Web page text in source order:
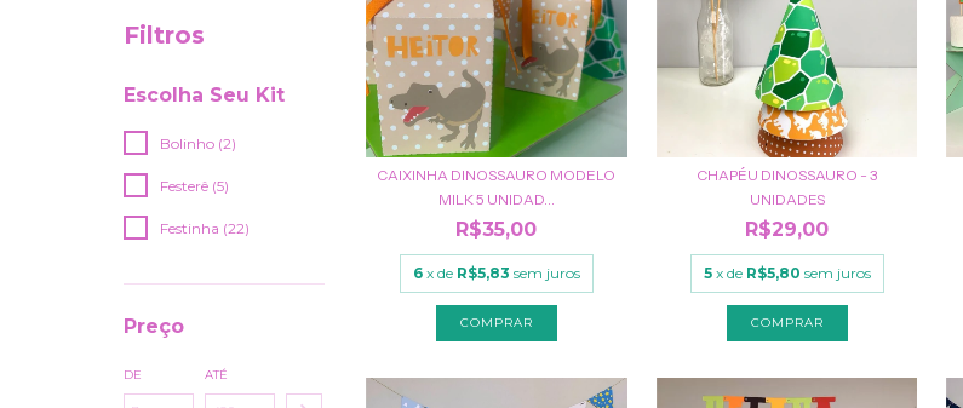
Filtros
Escolha Seu Kit
Bolinho (2)
Festerê (5)
Festinha (22)
Preço
DE ATÉ
CAIXINHA DINOSSAURO MODELO
MILK 5 UNIDAD...
R$35,00
6 x de R$5,83 sem juros
CHAPÉU DINOSSAURO - 3
UNIDADES
R$29,00
5 x de R$5,80 sem juros